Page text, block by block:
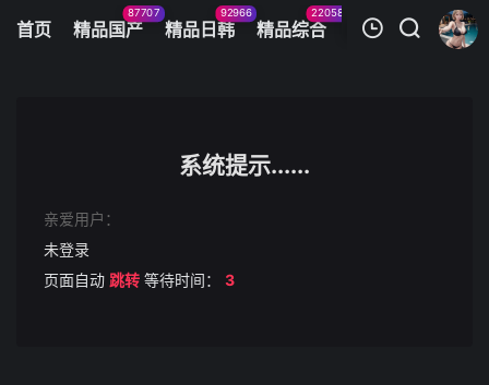
首页 精品国产
87707
精品日韩
92966
精品综合
22058
火辣美图 今日
清空
系统提示......
亲爱用户：
未登录
页面自动 跳转 等待时间： 3